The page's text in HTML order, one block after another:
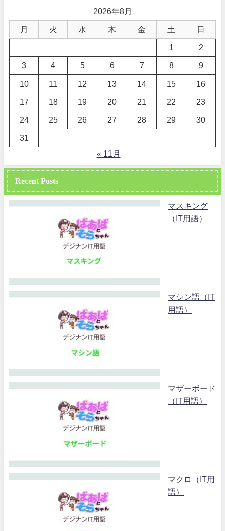
2026年8月
月 火 水 木 金 土 日
1 2
3 4 5 6 7 8 9
10 11 12 13 14 15 16
17 18 19 20 21 22 23
24 25 26 27 28 29 30
31
« 11月
Recent Posts
マスキング
（IT用語）
マシン語（IT
用語）
マザーボード
（IT用語）
マクロ（IT用
語）